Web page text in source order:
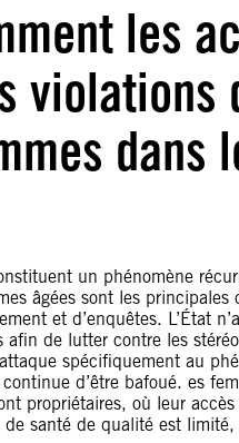
les
violations
dans
un phénomène
âgées sont les
et d’enquêtes. L’État
de lutter contre les
spécifiquement au
d’être bafoué. es
propriétaires, où leur accès
santé de qualité est